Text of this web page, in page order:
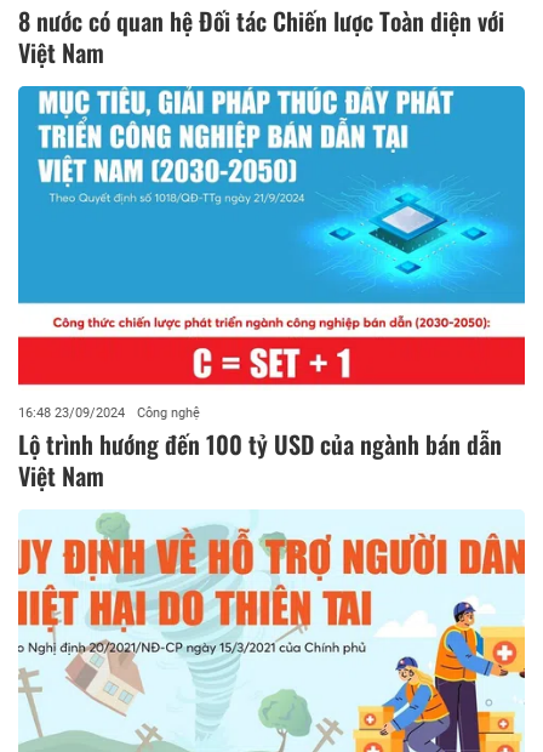
8 nước có quan hệ Đối tác Chiến lược Toàn diện với
Việt Nam
16:48 23/09/2024 Công nghệ
Lộ trình hướng đến 100 tỷ USD của ngành bán dẫn
Việt Nam